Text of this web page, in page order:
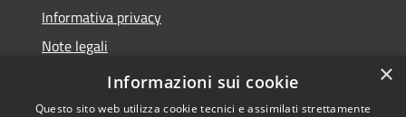
Informativa privacy
Note legali
Dichiarazione di accessibilità
×
Informazioni sui cookie
Questo sito web utilizza cookie tecnici e assimilati strettamente